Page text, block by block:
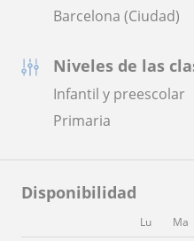
Barcelona (Ciudad)
Niveles de las
Infantil y preescolar
Primaria
Disponibilidad
Lu Ma